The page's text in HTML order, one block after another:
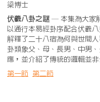
梁博士
伏羲八卦之謎 — 本集為大家
以通行本易經卦序配合伏羲
解釋了二十八宿為何與世間
卦類象父、母、長男、中男
應，並介紹了傳統的邏輯並
第一節 第二節